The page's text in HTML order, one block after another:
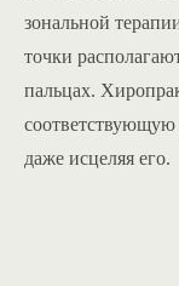
зональной
точки
пальцах.
соответствующую
даже исцеляя его.